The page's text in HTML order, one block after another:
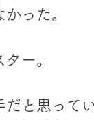
った。
ー。
と思ってい